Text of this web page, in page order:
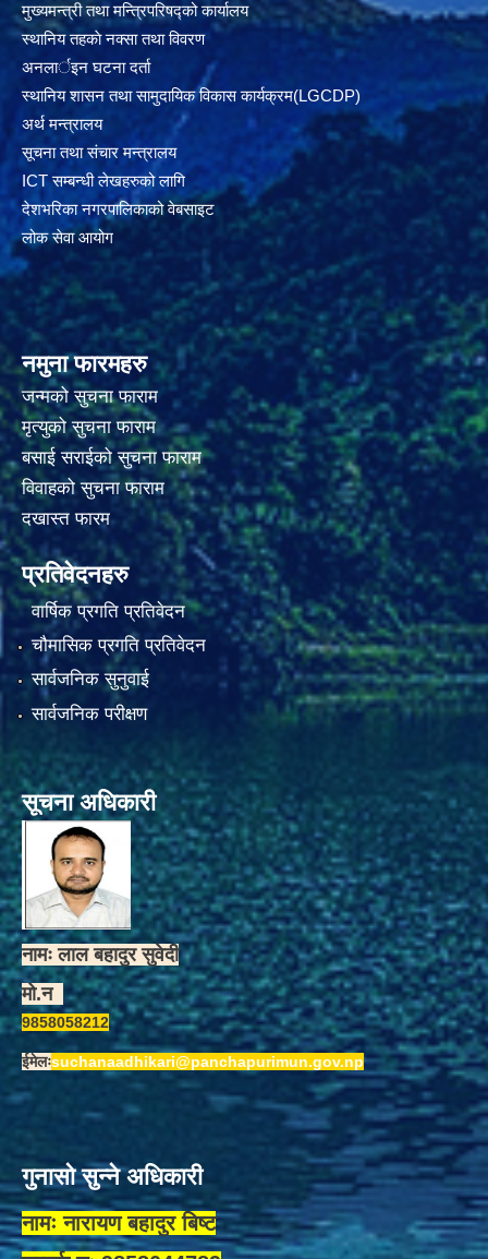
मुख्यमन्त्री तथा मन्त्रिपरिषद्को कार्यालय
स्थानिय तहकाे नक्सा तथा विवरण
अनलार्इन घटना दर्ता
स्थानिय शासन तथा सामुदायिक विकास कार्यक्रम(LGCDP)
अर्थ मन्त्रालय
सूचना तथा संचार मन्त्रालय
ICT सम्बन्धी लेखहरुको लागि
देशभरिका नगरपालिकाको वेबसाइट
लोक सेवा आयोग
नमुना फारमहरु
जन्मको सुचना फाराम
मृत्युको सुचना फाराम
बसाई सराईको सुचना फाराम
विवाहको सुचना फाराम
दखास्त फारम
प्रतिवेदनहरु
वार्षिक प्रगति प्रतिवेदन
चौमासिक प्रगति प्रतिवेदन
सार्वजनिक सुनुवाई
सार्वजनिक परीक्षण
सूचना अधिकारी
नामः लाल बहादुर सुवेदी
मो.न
9858058212
ईमेलःsuchanaadhikari@panchapurimun.gov.np
गुनासो सुन्ने अधिकारी
नामः नारायण बहादुर बिष्ट